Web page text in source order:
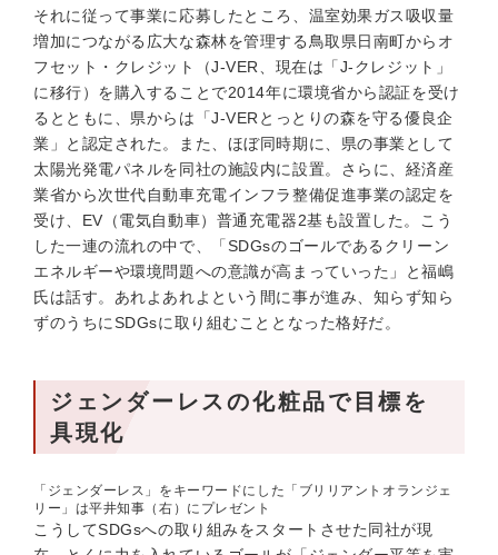
それに従って事業に応募したところ、温室効果ガス吸収量
増加につながる広大な森林を管理する鳥取県日南町からオ
フセット・クレジット（J-VER、現在は「J-クレジット」
に移行）を購入することで2014年に環境省から認証を受け
るとともに、県からは「J-VERとっとりの森を守る優良企
業」と認定された。また、ほぼ同時期に、県の事業として
太陽光発電パネルを同社の施設内に設置。さらに、経済産
業省から次世代自動車充電インフラ整備促進事業の認定を
受け、EV（電気自動車）普通充電器2基も設置した。こう
した一連の流れの中で、「SDGsのゴールであるクリーン
エネルギーや環境問題への意識が高まっていった」と福嶋
氏は話す。あれよあれよという間に事が進み、知らず知ら
ずのうちにSDGsに取り組むこととなった格好だ。
ジェンダーレスの化粧品で目標を
具現化
「ジェンダーレス」をキーワードにした「ブリリアントオランジェ
リー」は平井知事（右）にプレゼント
こうしてSDGsへの取り組みをスタートさせた同社が現